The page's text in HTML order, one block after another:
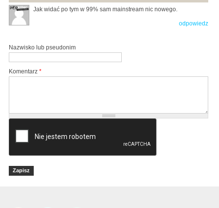
Jak widać po tym w 99% sam mainstream nic nowego.
odpowiedz
Nazwisko lub pseudonim
Komentarz *